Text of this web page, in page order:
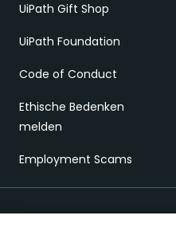
UiPath Gift Shop
UiPath Foundation
Code of Conduct
Ethische Bedenken
melden
Employment Scams